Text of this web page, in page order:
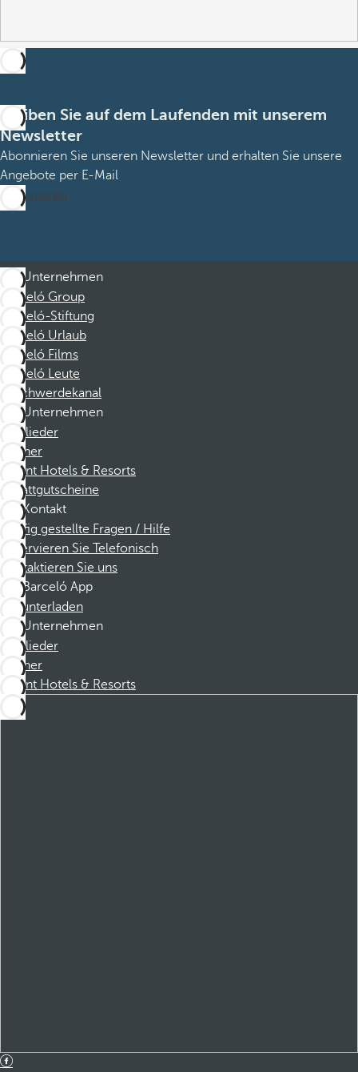
Bleiben Sie auf dem Laufenden mit unserem
Newsletter
Abonnieren Sie unseren Newsletter und erhalten Sie unsere
Angebote per E-Mail
Abonnieren
Unternehmen
Barceló Group
Barceló-Stiftung
Barceló Urlaub
Barceló Films
Barceló Leute
Beschwerdekanal
Unternehmen
Mitglieder
Partner
Dorint Hotels & Resorts
Rabattgutscheine
Kontakt
Häufig gestellte Fragen / Hilfe
Reservieren Sie Telefonisch
Kontaktieren Sie uns
Barceló App
Herunterladen
Unternehmen
Mitglieder
Partner
Dorint Hotels & Resorts